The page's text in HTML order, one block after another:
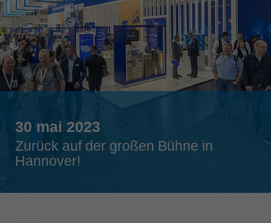
Portugal
português
România
Română
Schweiz
deutsch français
Singapore
Suomi
30 mai 2023
Zurück auf der großen Bühne in
Hannover!